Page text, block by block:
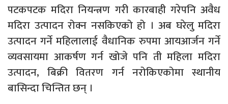
पटकपटक मदिरा नियन्त्रण गरी कारबाही गरेपनि अवैध
मदिरा उत्पादन रोक्न नसकिएको हो । अब घरेलु मदिरा
उत्पादन गर्ने महिलालाई वैधानिक रुपमा आयआर्जन गर्ने
व्यवसायमा आकर्षण गर्न खोजे पनि ती महिला मदिरा
उत्पादन, बिक्री वितरण गर्न नरोकिएकोमा स्थानीय
बासिन्दा चिन्तित छन् ।